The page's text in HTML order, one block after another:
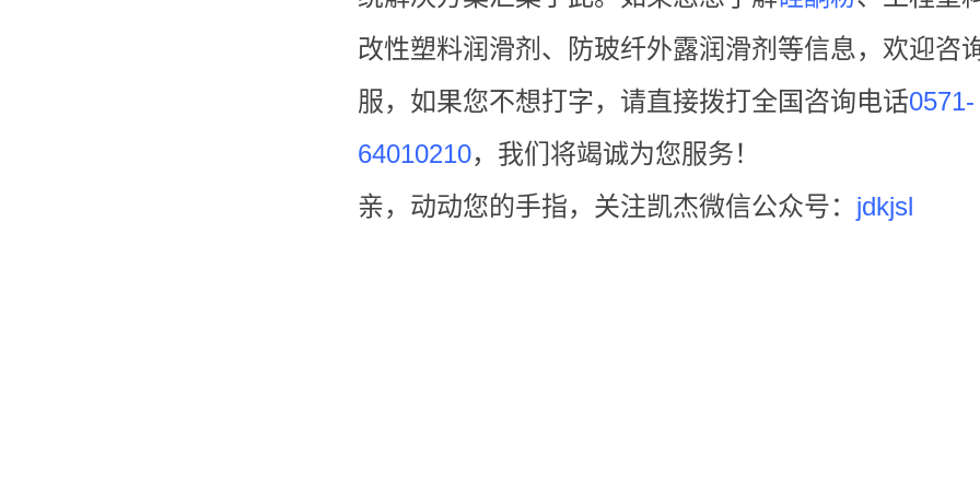
改性塑料润滑剂、防玻纤外露润滑剂等信息，欢迎咨
服，如果您不想打字，请直接拨打全国咨询电话0571-
64010210，我们将竭诚为您服务！
亲，动动您的手指，关注凯杰微信公众号： jdkjsl